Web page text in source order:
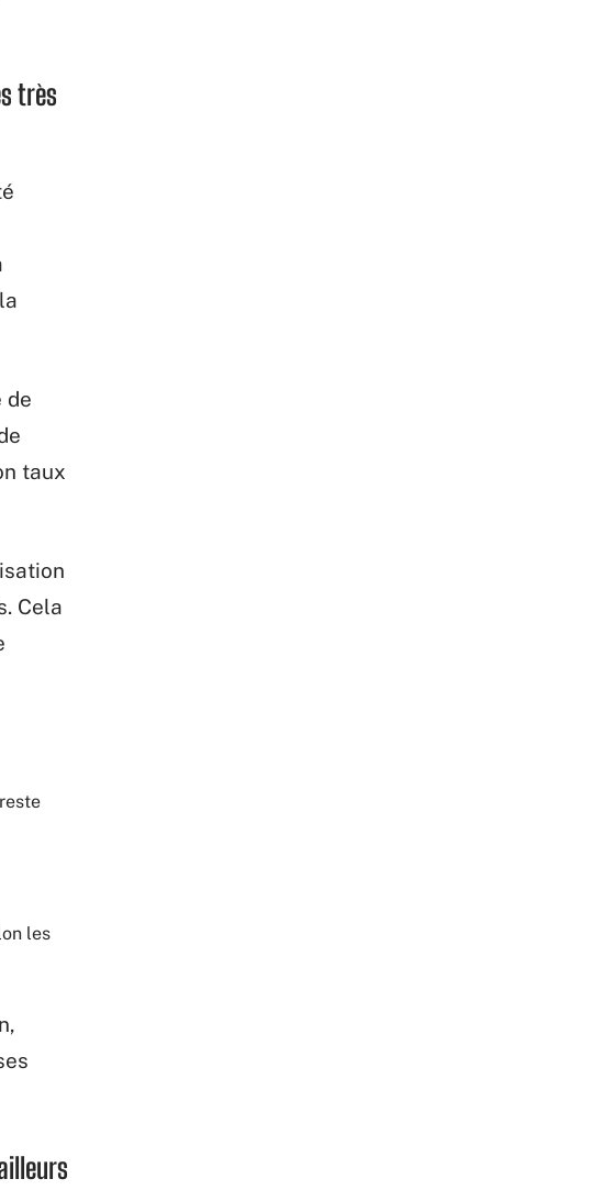
très
de
taux
Cela
les